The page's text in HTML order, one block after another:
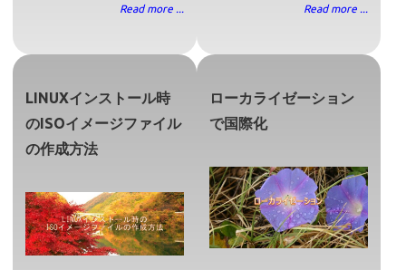
Read more ... Read more ...
LINUXインストール時
のISOイメージファイル
の作成方法
ローカライゼーション
で国際化